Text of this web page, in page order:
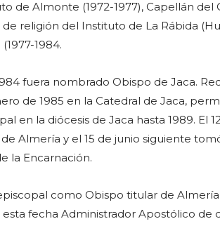
de Almonte (1972-1977), Capellán del
de religión del Instituto de La Rábida
1984.
fuera nombrado Obispo de Jaca.
de 1985 en la Catedral de Jaca,
en la diócesis de Jaca hasta 1989. El
Almería y el 15 de junio siguiente
la Encarnación.
como Obispo titular de Almería
fecha Administrador Apostólico de